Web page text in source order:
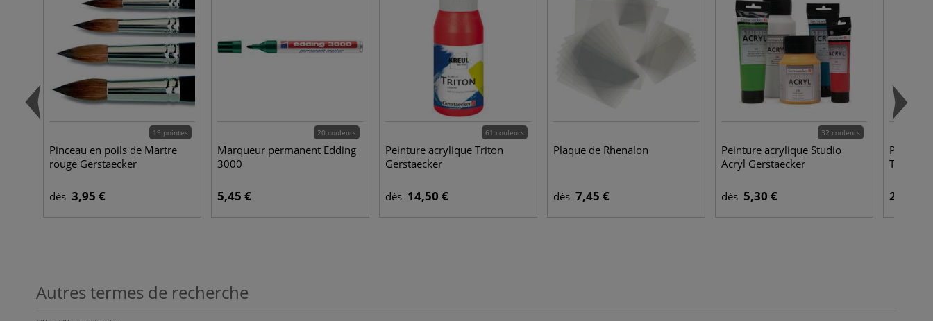
19 pointes
Pinceau en poils de Martre
rouge Gerstaecker
dès 3,95 €
20 couleurs
Marqueur permanent Edding
3000
5,45 €
61 couleurs
Peinture acrylique Triton
Gerstaecker
dès 14,50 €
Plaque de Rhenalon
dès 7,45 €
32 couleurs
Peinture acrylique Studio
Acryl Gerstaecker
dès 5,30 €
Palette
Tout
25,95 €
Autres termes de recherche